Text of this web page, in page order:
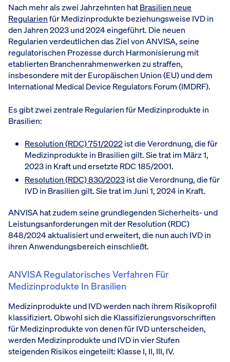
Nach mehr als zwei Jahrzehnten hatBrasilien neue
Regularienfür Medizinprodukte beziehungsweise IVD in
den Jahren 2023 und 2024 eingeführt. Die neuen
Regularien verdeutlichen das Ziel von ANVISA, seine
regulatorischen Prozesse durch Harmonisierung mit
etablierten Branchenrahmenwerken zu straffen,
insbesondere mit der Europäischen Union (EU) und dem
International Medical Device Regulators Forum (IMDRF).
Es gibt zwei zentrale Regularien für Medizinprodukte in
Brasilien:
Resolution (RDC) 751/2022ist die Verordnung, die für
Medizinprodukte in Brasilien gilt. Sie trat im März 1,
2023 in Kraft und ersetzte RDC 185/2001.
Resolution (RDC) 830/2023ist die Verordnung, die für
IVD in Brasilien gilt. Sie trat im Juni 1, 2024 in Kraft.
ANVISA hat zudem seine grundlegenden Sicherheits- und
Leistungsanforderungen mit der Resolution (RDC)
848/2024 aktualisiert und erweitert, die nun auch IVD in
ihren Anwendungsbereich einschließt.
ANVISA Regulatorisches Verfahren Für
Medizinprodukte In Brasilien
Medizinprodukte und IVD werden nach ihrem Risikoprofil
klassifiziert. Obwohl sich die Klassifizierungsvorschriften
für Medizinprodukte von denen für IVD unterscheiden,
werden Medizinprodukte und IVD in vier Stufen
steigenden Risikos eingeteilt: Klasse I, II, III, IV.